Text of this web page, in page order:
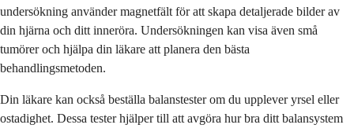
undersökning använder magnetfält för att skapa detaljerade bilder av
din hjärna och ditt inneröra. Undersökningen kan visa även små
tumörer och hjälpa din läkare att planera den bästa
behandlingsmetoden.
Din läkare kan också beställa balanstester om du upplever yrsel eller
ostadighet. Dessa tester hjälper till att avgöra hur bra ditt balansystem